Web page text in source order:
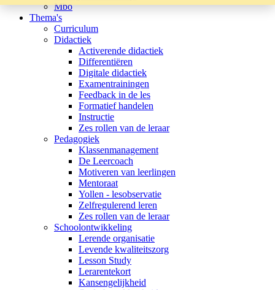
Mbo
Thema's
Curriculum
Didactiek
Activerende didactiek
Differentiëren
Digitale didactiek
Examentrainingen
Feedback in de les
Formatief handelen
Instructie
Zes rollen van de leraar
Pedagogiek
Klassenmanagement
De Leercoach
Motiveren van leerlingen
Mentoraat
Yollen - lesobservatie
Zelfregulerend leren
Zes rollen van de leraar
Schoolontwikkeling
Lerende organisatie
Levende kwaliteitszorg
Lesson Study
Lerarentekort
Kansengelijkheid